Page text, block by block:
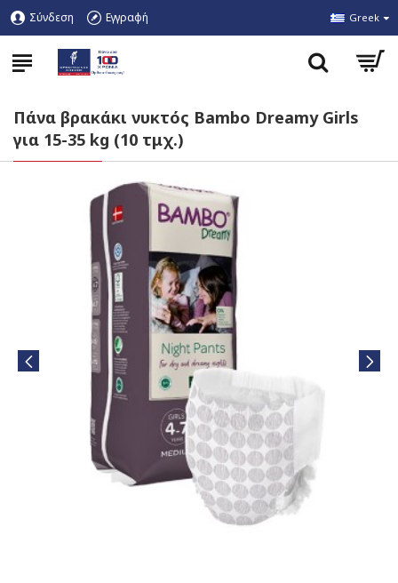
Σύνδεση Εγγραφή Greek
Πάνα βρακάκι νυκτός Bambo Dreamy Girls
για 15-35 kg (10 τμχ.)